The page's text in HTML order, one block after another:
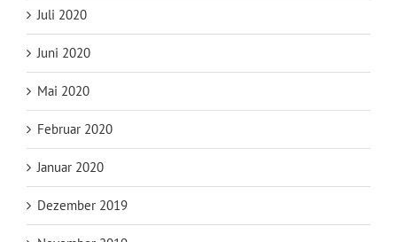
Juli 2020
Juni 2020
Mai 2020
Februar 2020
Januar 2020
Dezember 2019